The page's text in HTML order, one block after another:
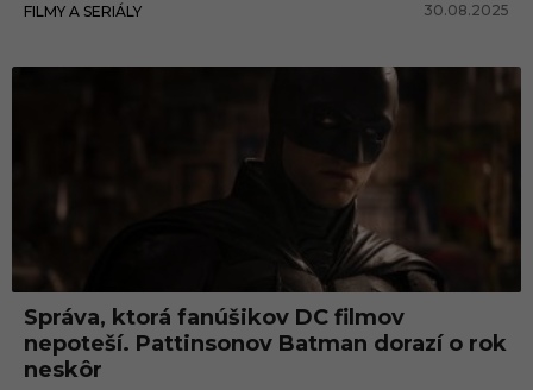
FILMY A SERIÁLY 30.08.2025
Správa, ktorá fanúšikov DC filmov
nepoteší. Pattinsonov Batman dorazí o rok
neskôr